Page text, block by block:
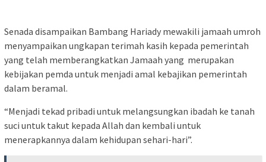
Senada disampaikan Bambang Hariady mewakili jamaah umroh
menyampaikan ungkapan terimah kasih kepada pemerintah
yang telah memberangkatkan Jamaah yang merupakan
kebijakan pemda untuk menjadi amal kebajikan pemerintah
dalam beramal.
“Menjadi tekad pribadi untuk melangsungkan ibadah ke tanah
suci untuk takut kepada Allah dan kembali untuk
menerapkannya dalam kehidupan sehari-hari”.